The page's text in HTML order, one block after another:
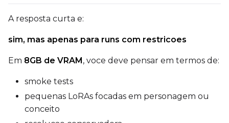
Balanced
Mean Squared Error
A resposta curta e:
sim, mas apenas para runs com restricoes
Em 8GB de VRAM, voce deve pensar em termos de:
smoke tests
pequenas LoRAs focadas em personagem ou
conceito